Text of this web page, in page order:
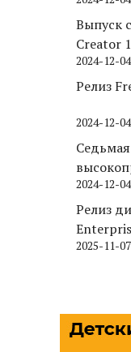
Выпуск
Creator
2024-12-04
Релиз
2024-12-04
движка
2024-12-04
Релиз
2025-11-07